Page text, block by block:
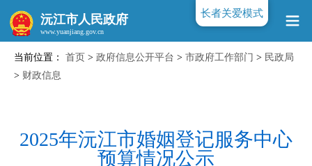
沅江市人民政府
当前位置： 首页 > 政府信息公开平台 > 市政府工作部门 > 民政局
> 财政信息
2025年沅江市婚姻登记服务中心
预算情况公示
长者关爱模式